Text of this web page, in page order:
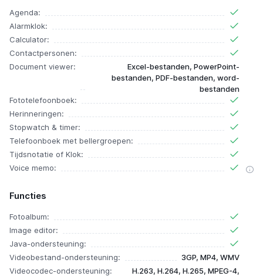
Agenda:
Alarmklok:
Calculator:
Contactpersonen:
Document viewer:
Excel-bestanden, PowerPoint-
bestanden, PDF-bestanden, word-
bestanden
Fototelefoonboek:
Herinneringen:
Stopwatch & timer:
Telefoonboek met bellergroepen:
Tijdsnotatie of Klok:
Voice memo:
Functies
Fotoalbum:
Image editor:
Java-ondersteuning:
Videobestand-ondersteuning:
3GP, MP4, WMV
Videocodec-ondersteuning:
H.263, H.264, H.265, MPEG-4,